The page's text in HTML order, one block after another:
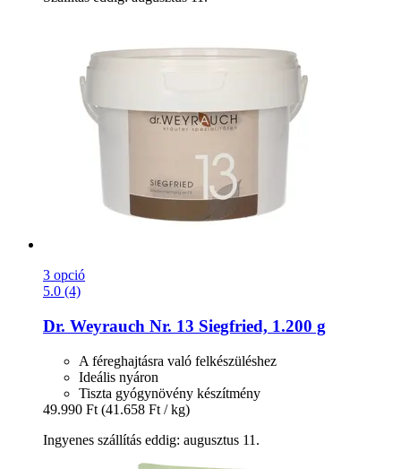
3 opció
5.0 (4)
Dr. Weyrauch Nr. 13 Siegfried, 1.200 g
A féreghajtásra való felkészüléshez
Ideális nyáron
Tiszta gyógynövény készítmény
49.990 Ft (41.658 Ft / kg)
Ingyenes szállítás eddig: augusztus 11.